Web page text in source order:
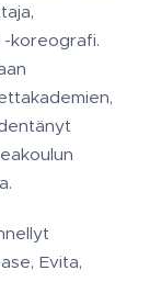
-koreografi.
Evita,